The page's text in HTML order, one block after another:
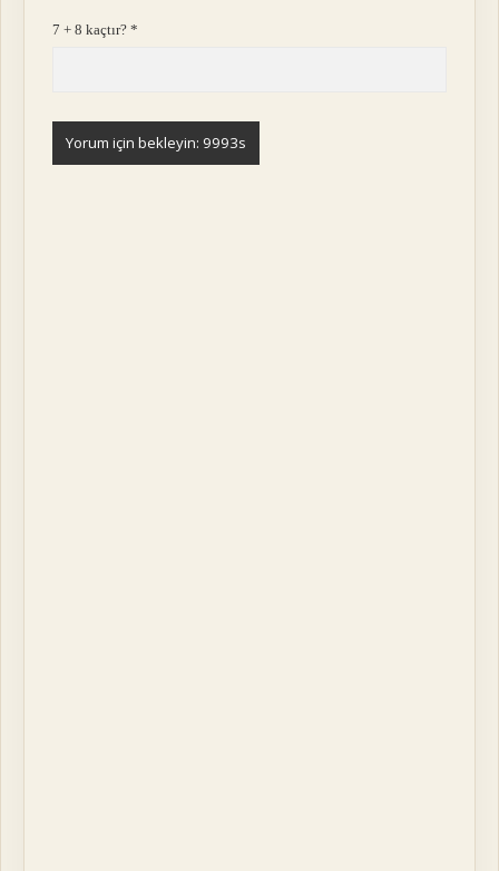
7 + 8 kaçtır?*